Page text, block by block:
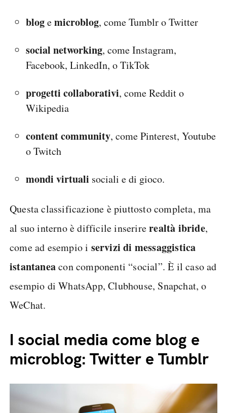
blogemicroblog, come Tumblr o Twitter
social networking, come Instagram,
Facebook, LinkedIn, o TikTok
progetti collaborativi, come Reddit o
Wikipedia
content community, come Pinterest, Youtube
o Twitch
mondi virtuali sociali e di gioco.
Questa classificazione è piuttosto completa, ma
al suo interno è difficile inserirerealtà ibride,
come ad esempio i servizi di messaggistica
istantaneacon componenti “social”. È il caso ad
esempio di WhatsApp, Clubhouse, Snapchat, o
WeChat.
I social media come blog e
microblog: Twitter e Tumblr